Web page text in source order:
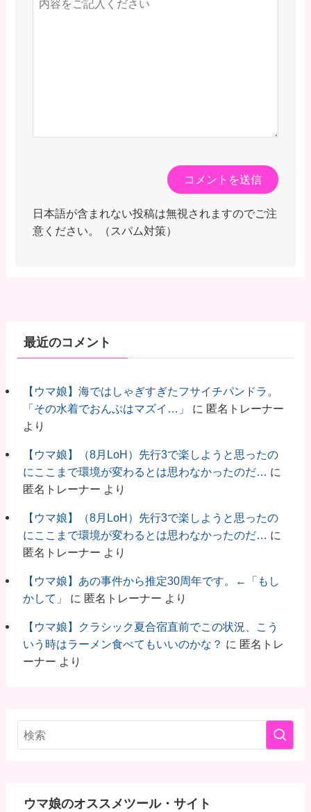
日本語が含まれない投稿は無視されますのでご注
意ください。（スパム対策）
最近のコメント
【ウマ娘】海ではしゃぎすぎたフサイチパンドラ。
「その水着でおんぶはマズイ…」
に 匿名トレーナー
より
【ウマ娘】（8月LoH）先行3で楽しようと思ったの
にここまで環境が変わるとは思わなかったのだ… に
匿名トレーナー より
【ウマ娘】（8月LoH）先行3で楽しようと思ったの
にここまで環境が変わるとは思わなかったのだ… に
匿名トレーナー より
【ウマ娘】あの事件から推定30周年です。←「もし
かして」
に 匿名トレーナー より
【ウマ娘】クラシック夏合宿直前でこの状況、こう
いう時はラーメン食べてもいいのかな？ に 匿名トレ
ーナー より
ウマ娘のオススメツール・サイト